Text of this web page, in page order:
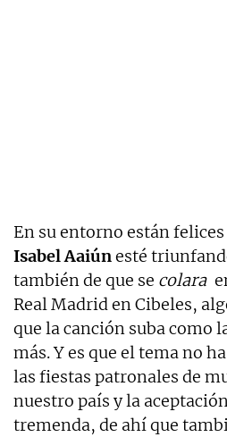
En su entorno están
Isabel Aaiúnesté
también de que se colara
Real Madrid en Cibeles,
que la canción suba como
más. Y es que el tema no
las fiestas patronales de
nuestro país y la
tremenda, de ahí que